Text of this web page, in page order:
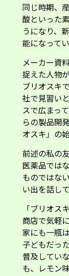
同じ時期、
酸といった
うになり、
能になって
メーカー資
捉えた人物
ブリオスキ
社で見習い
スで広まっ
らの製品開
オスキ」の
前述の私の
医薬品では
ものではな
い出を話し
「ブリオス
商店で気軽
家にも一瓶
子どもだっ
普及してい
も、レモン